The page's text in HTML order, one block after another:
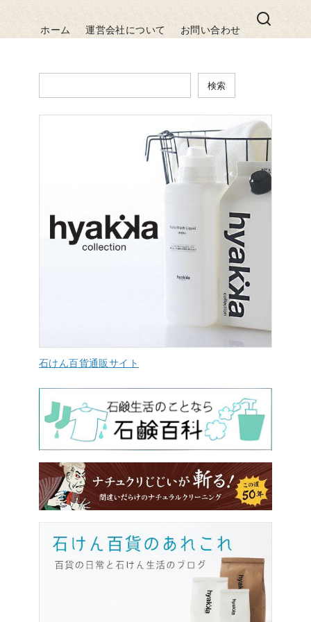
ホーム 運営会社について お問い合わせ
検索
石けん百貨通販サイト